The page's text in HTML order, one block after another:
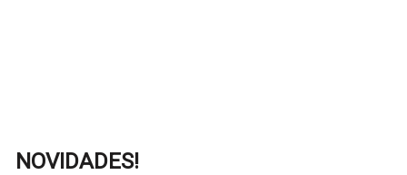
NOVIDADES!